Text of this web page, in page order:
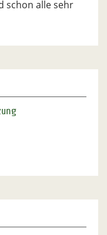
schon alle sehr